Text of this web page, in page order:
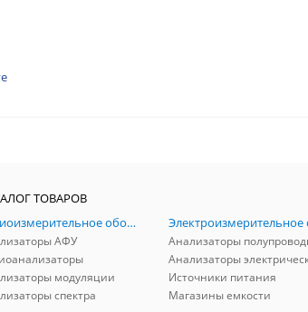
ТОВАРОВ
Радиоизмерительное оборудование
АФУ
модуляции
спектра
Источники питания
Магазины емкости